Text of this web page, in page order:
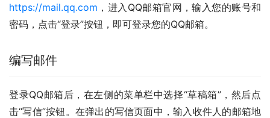
https://mail.qq.com ，进入QQ邮箱官网，输入您的账号和
密码，点击“登录”按钮，即可登录您的QQ邮箱。
编写邮件
登录QQ邮箱后，在左侧的菜单栏中选择“草稿箱”，然后点
击“写信”按钮。在弹出的写信页面中，输入收件人的邮箱地